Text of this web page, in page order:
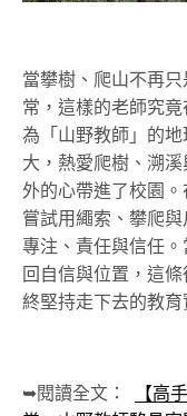
當攀樹、爬山不再
常，這樣的老師究
為「山野教師」的
大，熱愛爬樹、溯
外的心帶進了校園。
嘗試用繩索、攀爬
專注、責任與信任
回自信與位置，這
終堅持走下去的教育
➥閱讀全文：
【高